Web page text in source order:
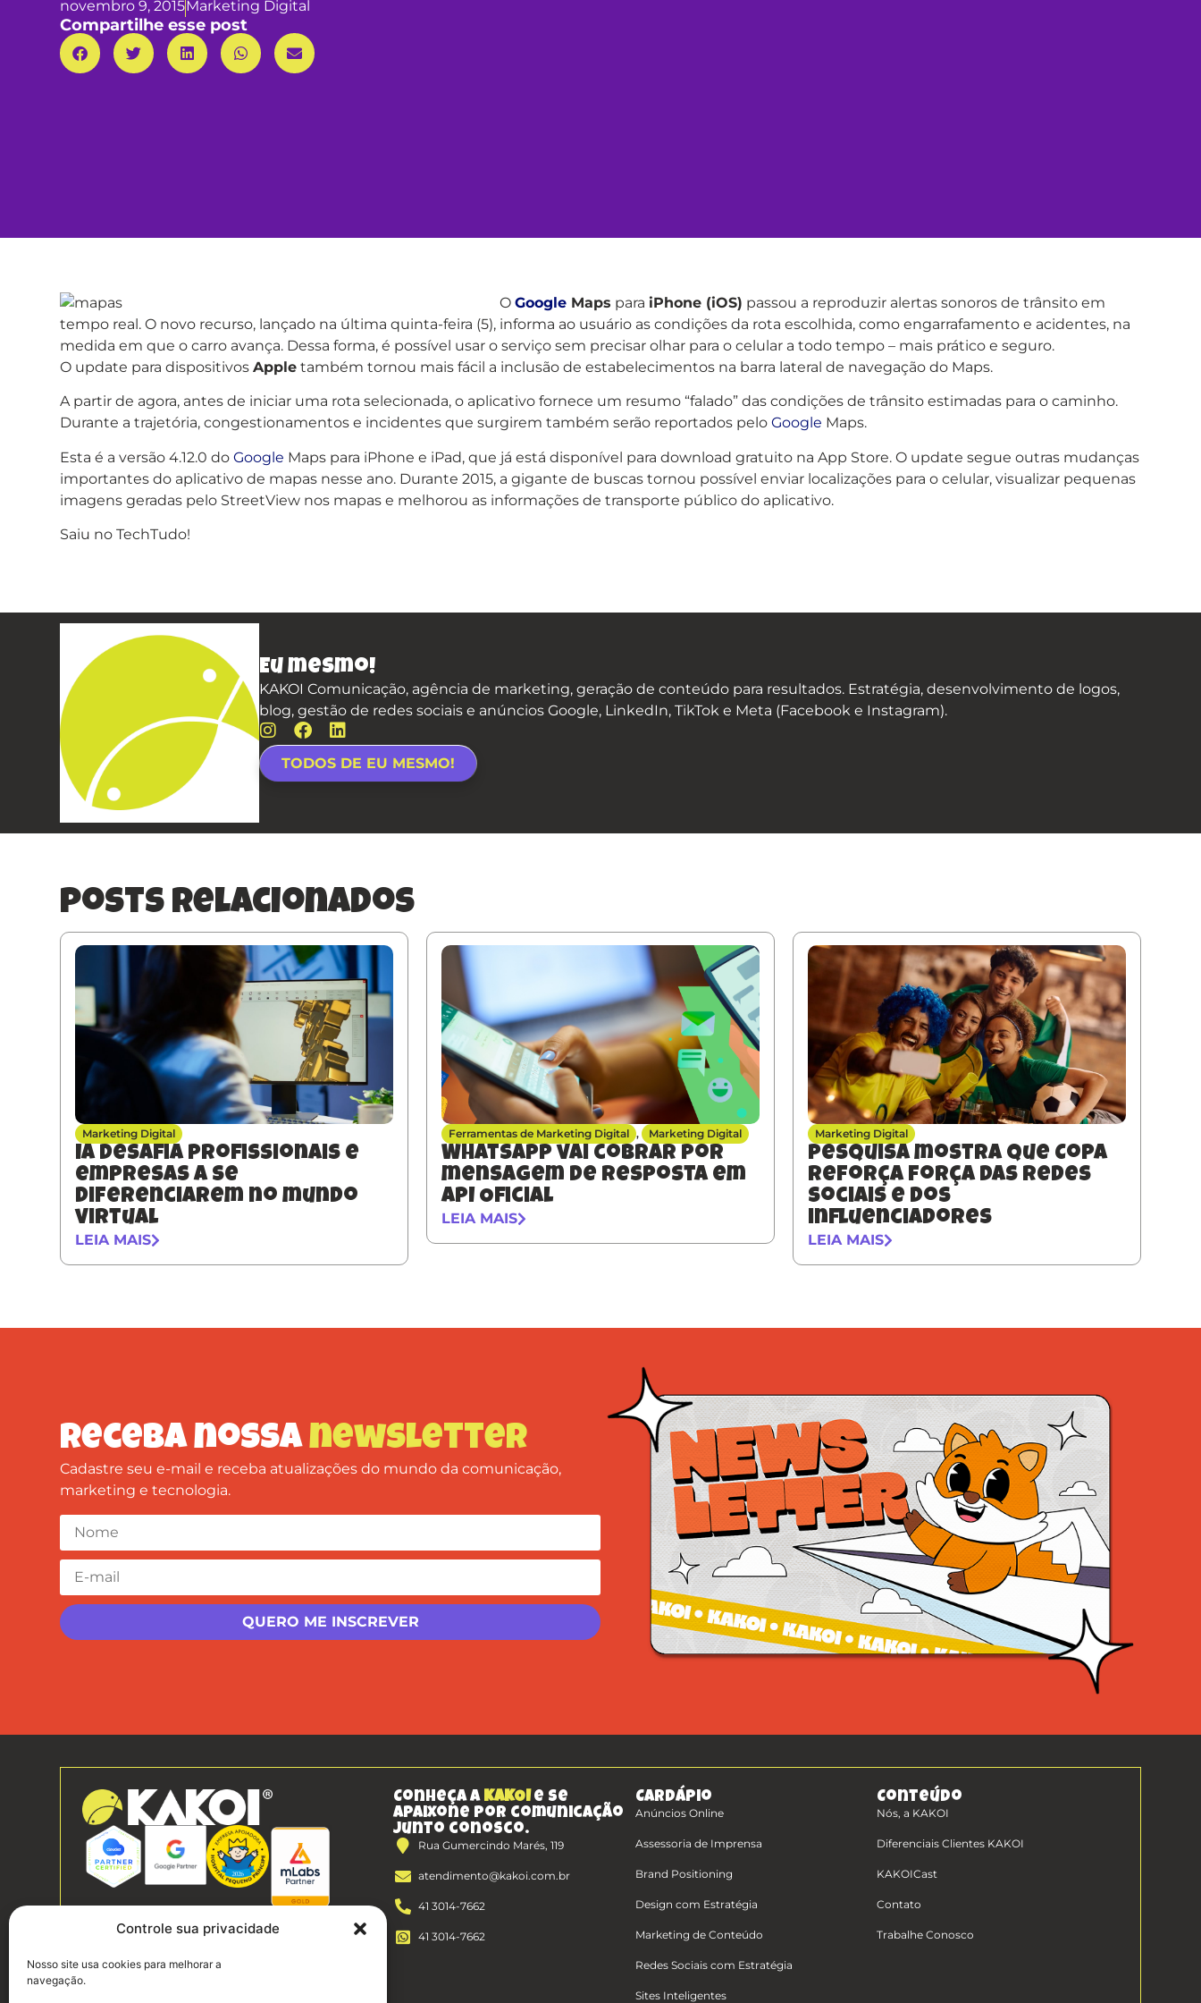
Controle sua privacidade
Nosso site usa cookies para melhorar a
navegação.
novembro 9, 2015Marketing Digital
Compartilhe esse post
OGoogle Maps para iPhone (iOS) passou a reproduzir alertas sonoros de trânsito em
tempo real. O novo recurso, lançado na última quinta-feira (5), informa ao usuário as condições da rota escolhida, como engarrafamento e acidentes, na
medida em que o carro avança. Dessa forma, é possível usar o serviço sem precisar olhar para o celular a todo tempo – mais prático e seguro.
O update para dispositivosApple também tornou mais fácil a inclusão de estabelecimentos na barra lateral de navegação do Maps.
A partir de agora, antes de iniciar uma rota selecionada, o aplicativo fornece um resumo “falado” das condições de trânsito estimadas para o caminho.
Durante a trajetória, congestionamentos e incidentes que surgirem também serão reportados peloGoogle Maps.
Esta é a versão 4.12.0 doGoogle Maps para iPhone e iPad, que já está disponível para download gratuito na App Store. O update segue outras mudanças
importantes do aplicativo de mapas nesse ano. Durante 2015, a gigante de buscas tornou possível enviar localizações para o celular, visualizar pequenas
imagens geradas pelo StreetView nos mapas e melhorou as informações de transporte público do aplicativo.
Saiu no TechTudo!
Eu mesmo!
KAKOI Comunicação, agência de marketing, geração de conteúdo para resultados. Estratégia, desenvolvimento de logos,
blog, gestão de redes sociais e anúncios Google, LinkedIn, TikTok e Meta (Facebook e Instagram).
TODOS DE EU MESMO!
posts relacionados
Marketing Digital
IA desafia profissionais e
empresas a se
diferenciarem no mundo
virtual
LEIA MAIS
Ferramentas de Marketing Digital , Marketing Digital
Whatsapp vai cobrar por
mensagem de resposta em
API Oficial
LEIA MAIS
Marketing Digital
Pesquisa mostra que Copa
reforça força das redes
sociais e dos
influenciadores
LEIA MAIS
Receba nossanewsletter
Cadastre seu e-mail e receba atualizações do mundo da comunicação,
marketing e tecnologia.
Conheça a KAKOIe se
apaixone por comunicação
junto conosco.
Rua Gumercindo Marés, 119
atendimento@kakoi.com.br
41 3014-7662
41 3014-7662
Cardápio
Anúncios Online
Assessoria de Imprensa
Brand Positioning
Design com Estratégia
Marketing de Conteúdo
Redes Sociais com Estratégia
Sites Inteligentes
Conteúdo
Nós, a KAKOI
Diferenciais Clientes KAKOI
KAKOICast
Contato
Trabalhe Conosco